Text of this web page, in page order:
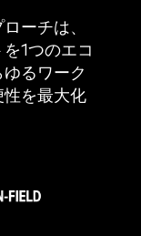
ーチは、
1つのエコ
るワーク
性を最大化